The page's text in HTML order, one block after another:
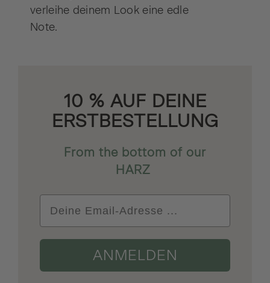
verleihe deinem Look eine edle
Note.
10 % AUF DEINE
ERSTBESTELLUNG
From the bottom of our
HARZ
ANMELDEN